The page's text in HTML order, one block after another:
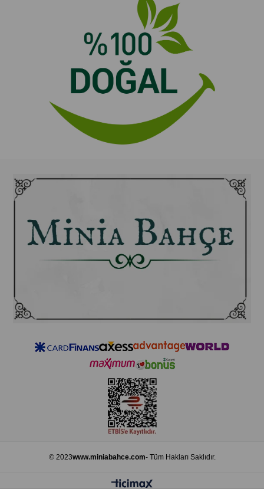
© 2023www.miniabahce.com- Tüm Hakları Saklıdır.